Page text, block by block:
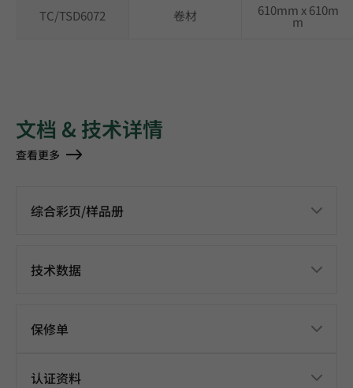
TC/TSD6072 卷材 610mm x 610m
m
文档 & 技术详情
查看更多
综合彩页/样品册
技术数据
保修单
认证资料